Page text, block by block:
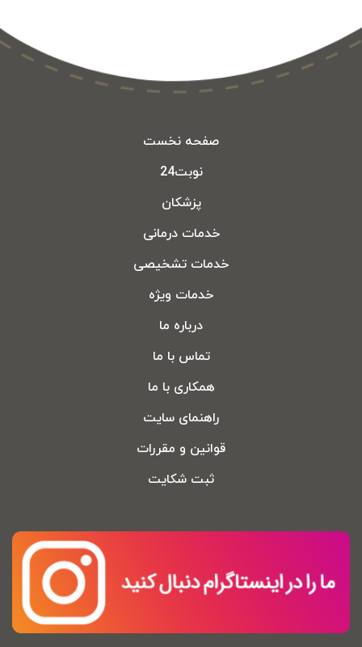
صفحه نخست
نوبت24
پزشکان
خدمات درمانی
خدمات تشخیصی
خدمات ویژه
درباره ما
تماس با ما
همکاری با ما
راهنمای سایت
قوانین و مقررات
ثبت شکایت